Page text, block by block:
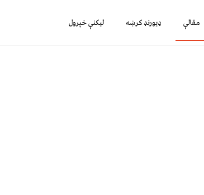
مقالې ډیورنډ کرښه لیکنې خپرول